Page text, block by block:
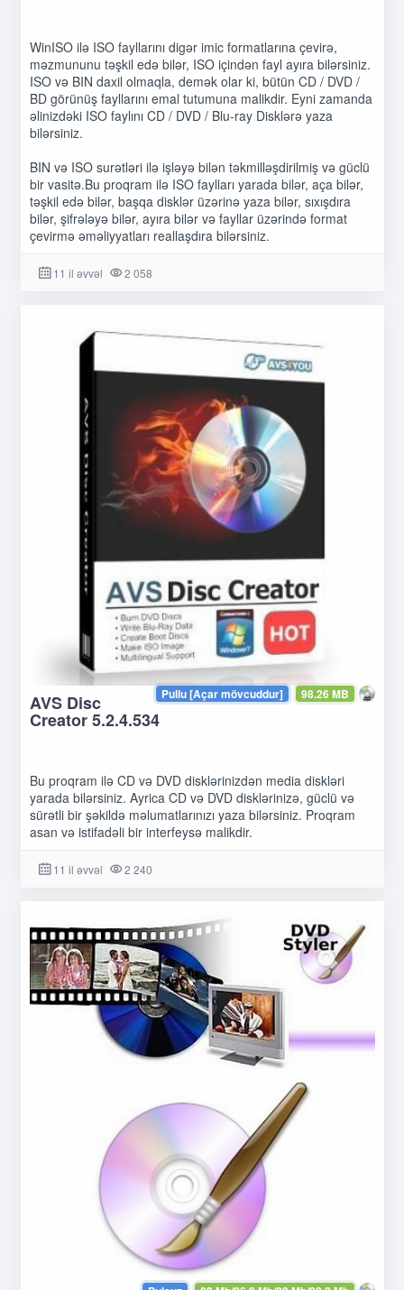
WinISO ilə ISO fayllarını digər imic formatlarına çevirə,
məzmununu təşkil edə bilər, ISO içindən fayl ayıra bilərsiniz.
ISO və BIN daxil olmaqla, demək olar ki, bütün CD / DVD /
BD görünüş fayllarını emal tutumuna malikdir. Eyni zamanda
əlinizdəki ISO faylını CD / DVD / Blu-ray Disklərə yaza
bilərsiniz.
BIN və ISO surətləri ilə işləyə bilən təkmilləşdirilmiş və güclü
bir vasitə.Bu proqram ilə ISO faylları yarada bilər, aça bilər,
təşkil edə bilər, başqa disklər üzərinə yaza bilər, sıxışdıra
bilər, şifrələyə bilər, ayıra bilər və fayllar üzərində format
çevirmə əməliyyatları reallaşdıra bilərsiniz.
11 il əvvəl 2 058
98.26 MB
Pullu [Açar mövcuddur]
AVS Disc
Creator 5.2.4.534
Bu proqram ilə CD və DVD disklərinizdən media diskləri
yarada bilərsiniz. Ayrica CD və DVD disklərinizə, güclü və
sürətli bir şəkildə məlumatlarınızı yaza bilərsiniz. Proqram
asan və istifadəli bir interfeysə malikdir.
11 il əvvəl 2 240